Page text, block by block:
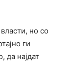
но со
ги
да најдат